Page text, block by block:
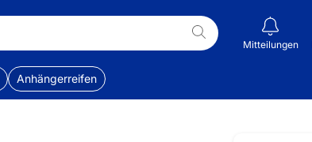
Mitteilungen
Anhängerreifen